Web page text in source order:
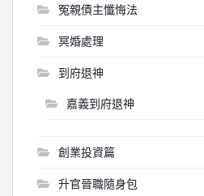
冤親債主懺悔法
冥婚處理
到府退神
嘉義到府退神
創業投資篇
升官晉職隨身包